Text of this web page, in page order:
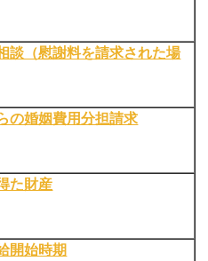
談（慰謝料を請求された場
の婚姻費用分担請求
た財産
開始時期